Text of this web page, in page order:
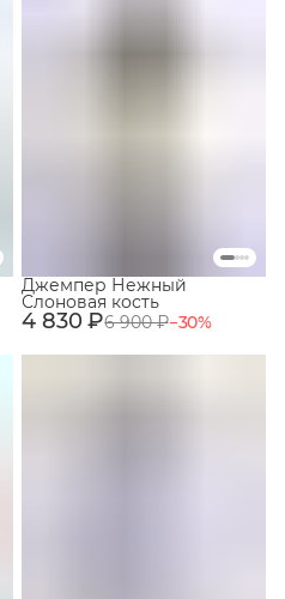
4 830 ₽6 900 ₽−30%
Джемпер Нежный
Слоновая кость